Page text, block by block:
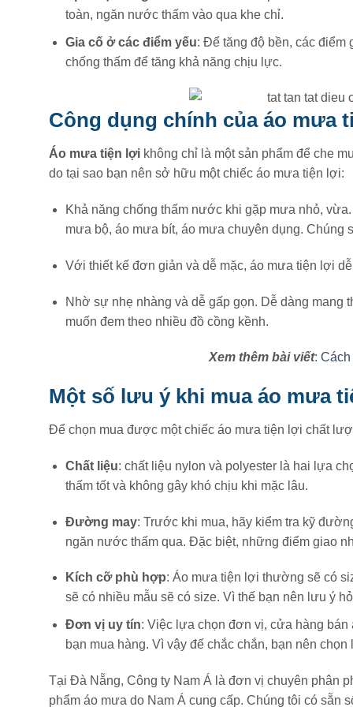
toàn, ngăn nước thấm vào qua khe chỉ.
Gia cố ở các điểm yếu: Để tăng độ bền, các
chống thấm để tăng khả năng chịu lực.
Công dụng chính của áo mưa
Áo mưa tiện lợi không chỉ là một sản phẩm để che
do tại sao bạn nên sở hữu một chiếc áo mưa tiện lợi:
Khả năng chống thấm nước khi gặp mưa nhỏ,
mưa bộ, áo mưa bít, áo mưa chuyên dụng. Chúng
Với thiết kế đơn giản và dễ mặc, áo mưa tiện lợi
Nhờ sự nhẹ nhàng và dễ gấp gọn. Dễ dàng
muốn đem theo nhiều đồ cồng kềnh.
Xem thêm bài viết:
Một số lưu ý khi mua áo mưa
Để chọn mua được một chiếc áo mưa tiện lợi chất
Chất liệu: chất liệu nylon và polyester là hai lựa
thấm tốt và không gây khó chịu khi mặc lâu.
Đường may: Trước khi mua, hãy kiểm tra kỹ
ngăn nước thấm qua. Đặc biệt, những điểm giao
Kích cỡ phù hợp: Áo mưa tiện lợi thường sẽ có
sẽ có nhiều mẫu sẽ có size. Vì thế bạn nên lưu ý
Đơn vị uy tín: Việc lựa chọn đơn vị, cửa hàng bán
bạn mua hàng. Vì vậy đế chắc chắn, bạn nên
Tại Đà Nẵng, Công ty Nam Á là đơn vị chuyên phân
phẩm áo mưa do Nam Á cung cấp. Chúng tôi có